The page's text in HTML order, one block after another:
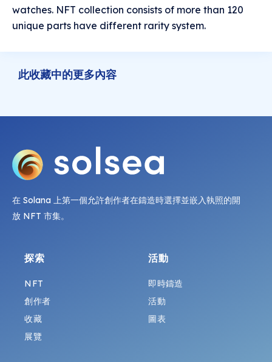
watches. NFT collection consists of more than 120
unique parts have different rarity system.
此收藏中的更多內容
在 Solana 上第一個允許創作者在鑄造時選擇並嵌入執照的開
放 NFT 市集。
探索
NFT
創作者
收藏
展覽
活動
即時鑄造
活動
圖表